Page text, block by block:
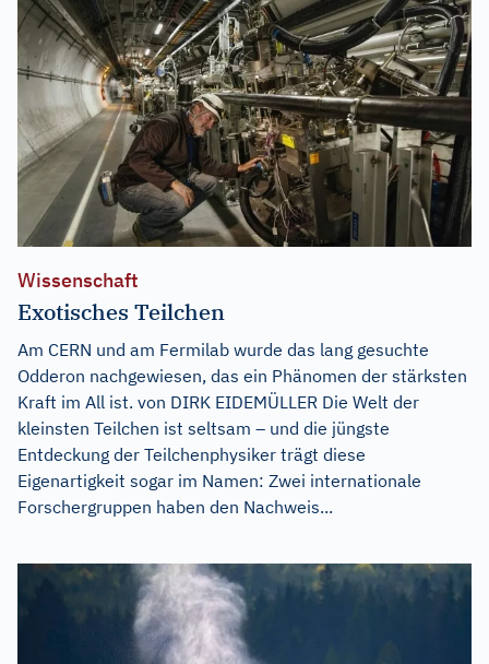
Wissenschaft
Exotisches Teilchen
Am CERN und am Fermilab wurde das lang gesuchte
Odderon nachgewiesen, das ein Phänomen der stärksten
Kraft im All ist. von DIRK EIDEMÜLLER Die Welt der
kleinsten Teilchen ist seltsam – und die jüngste
Entdeckung der Teilchenphysiker trägt diese
Eigenartigkeit sogar im Namen: Zwei internationale
Forschergruppen haben den Nachweis...